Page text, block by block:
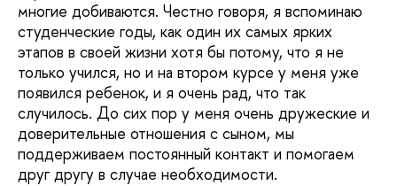
многие добиваются. Честно говоря, я вспоминаю
студенческие годы, как один их самых ярких
этапов в своей жизни хотя бы потому, что я не
только учился, но и на втором курсе у меня уже
появился ребенок, и я очень рад, что так
случилось. До сих пор у меня очень дружеские и
доверительные отношения с сыном, мы
поддерживаем постоянный контакт и помогаем
друг другу в случае необходимости.